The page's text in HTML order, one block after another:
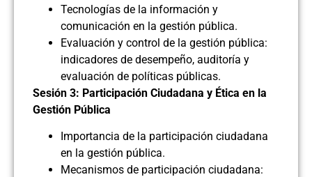
Tecnologías de la información y
comunicación en la gestión pública.
Evaluación y control de la gestión pública:
indicadores de desempeño, auditoría y
evaluación de políticas públicas.
Sesión 3: Participación Ciudadana y Ética en la
Gestión Pública
Importancia de la participación ciudadana
en la gestión pública.
Mecanismos de participación ciudadana: